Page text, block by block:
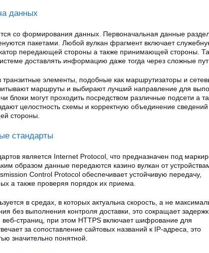
данных
со формирования данных. Первоначальная данные
пакетами. Любой вулкан фрагмент включает
передающей стороны а также принимающей стороны.
доставлять информацию даже тогда через сложные
элементы, подобные как маршрутизаторы и
маршруты и выбирают лучший направление для
блоки могут проходить посредством различные подсети а
целостность схемы и корректную объединение
стороны.
стандарты
является Internet Protocol, что предназначен под
образом данные передаются казино вулкан от
Control Protocol обеспечивает устойчивую передачу,
а также проверяя порядок их приема.
в средах, в которых актуальна скорость, а не
без выполнения контроля доставки, это сокращает
страниц, при этом HTTPS включает шифрование для
за сопоставление сайтовых названий к IP-адреса, это
значительно понятной.